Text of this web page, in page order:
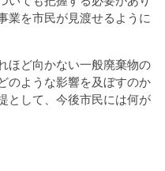
業を市民が見渡せるように
ほど向かない一般廃棄物の
のような影響を及ぼすのか
として、今後市民には何が